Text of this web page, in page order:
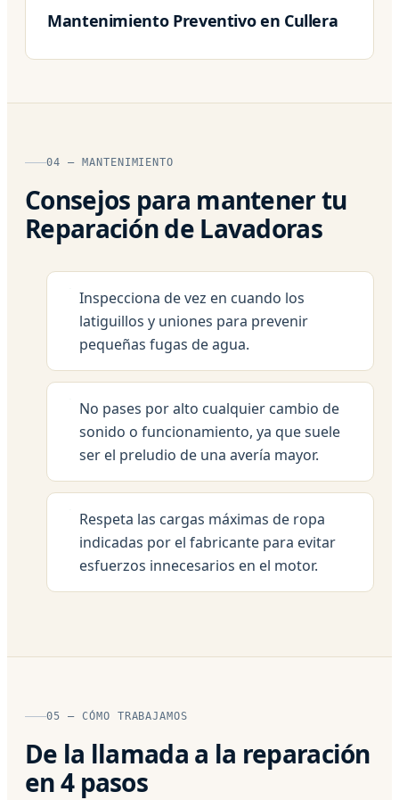
Mantenimiento Preventivo en Cullera
04 — MANTENIMIENTO
Consejos para mantener tu
Reparación de Lavadoras
Inspecciona de vez en cuando los
latiguillos y uniones para prevenir
pequeñas fugas de agua.
No pases por alto cualquier cambio de
sonido o funcionamiento, ya que suele
ser el preludio de una avería mayor.
Respeta las cargas máximas de ropa
indicadas por el fabricante para evitar
esfuerzos innecesarios en el motor.
05 — CÓMO TRABAJAMOS
De la llamada a la reparación
en 4 pasos